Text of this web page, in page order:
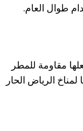
طوال العام.
مقاومة للمطر
الرياض الحار